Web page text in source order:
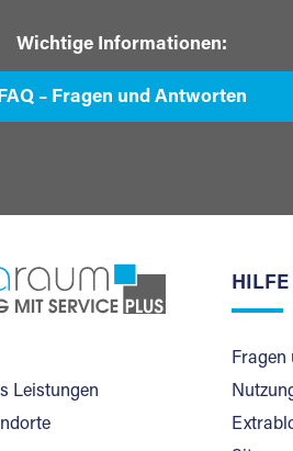
Wichtige Informationen:
– Fragen und Antworten
Leistungen
HILFE